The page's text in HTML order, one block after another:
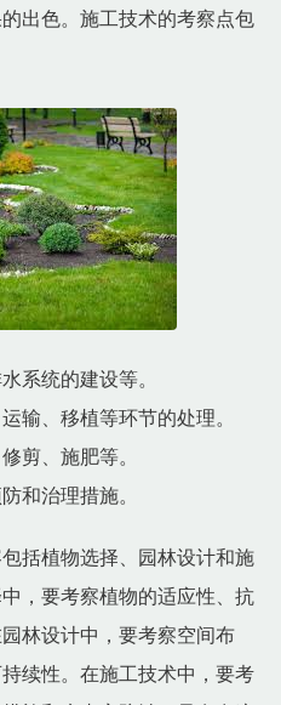
出色。施工技术的考察点包
系统的建设等。
输、移植等环节的处理。
剪、施肥等。
和治理措施。
括植物选择、园林设计和施
，要考察植物的适应性、抗
林设计中，要考察空间布
续性。在施工技术中，要考